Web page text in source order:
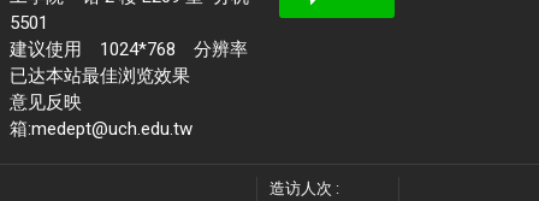
5501
建议使用 1024*768 分辨率
已达本站最佳浏览效果
意见反映
箱:medept@uch.edu.tw
造访人次 :